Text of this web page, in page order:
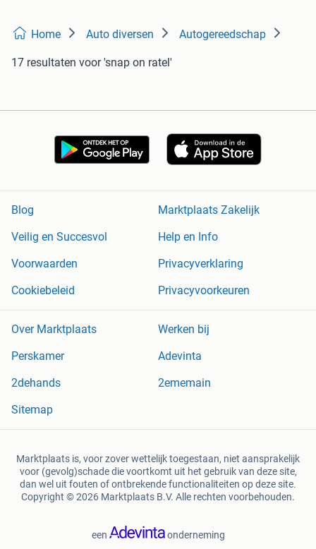
Home Auto diversen Autogereedschap
17 resultaten voor 'snap on ratel'
Blog
Marktplaats Zakelijk
Veilig en Succesvol
Help en Info
Voorwaarden
Privacyverklaring
Cookiebeleid
Privacyvoorkeuren
Over Marktplaats
Werken bij
Perskamer
Adevinta
2dehands
2ememain
Sitemap
Marktplaats is, voor zover wettelijk toegestaan, niet aansprakelijk
voor (gevolg)schade die voortkomt uit het gebruik van deze site,
dan wel uit fouten of ontbrekende functionaliteiten op deze site.
Copyright © 2026 Marktplaats B.V. Alle rechten voorbehouden.
een onderneming